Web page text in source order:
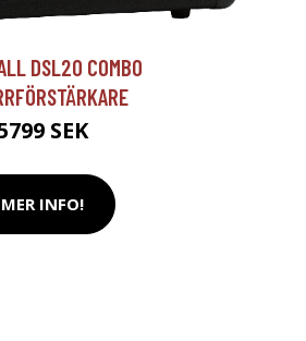
DSL20 COMBO
SEK
MER INFO!